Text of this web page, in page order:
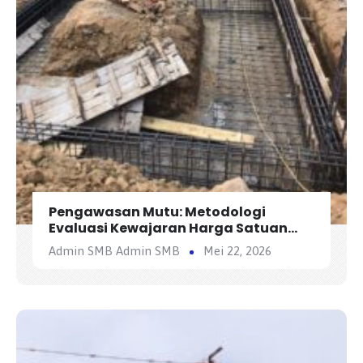
Pengawasan Mutu: Metodologi
Evaluasi Kewajaran Harga Satuan
Penawaran Kontraktor
Admin SMB Admin SMB Mei 22, 2026